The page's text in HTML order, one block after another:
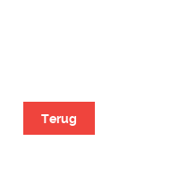
Terug